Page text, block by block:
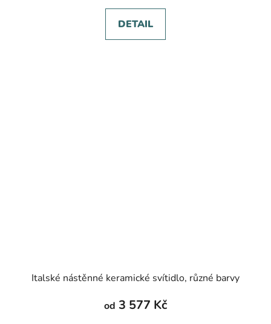
DETAIL
Italské nástěnné keramické svítidlo, různé barvy
od 3 577 Kč